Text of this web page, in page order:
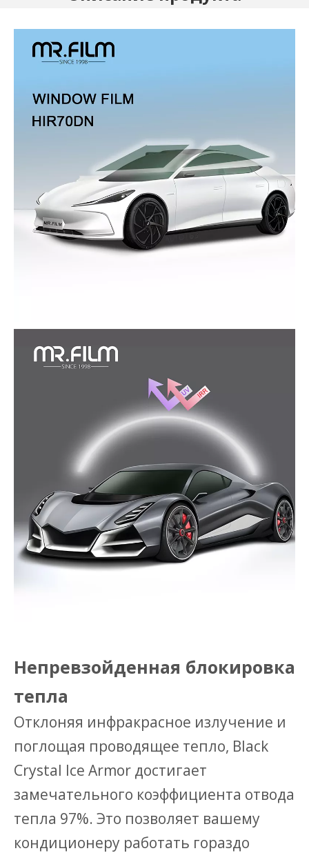
Непревзойденная блокировка
тепла
Отклоняя инфракрасное излучение и
поглощая проводящее тепло, Black
Crystal Ice Armor достигает
замечательного коэффициента отвода
тепла 97%. Это позволяет вашему
кондиционеру работать гораздо